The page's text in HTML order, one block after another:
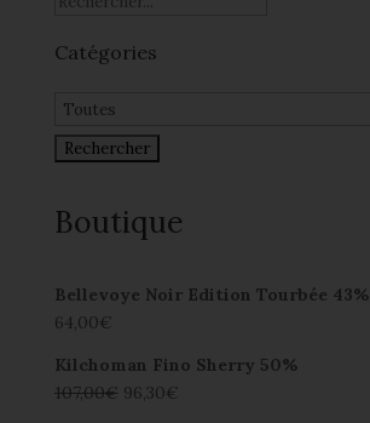
Catégories
Boutique
Bellevoye Noir Edition Tourbée 43%
64,00€
Kilchoman Fino Sherry 50%
107,00€ 96,30€